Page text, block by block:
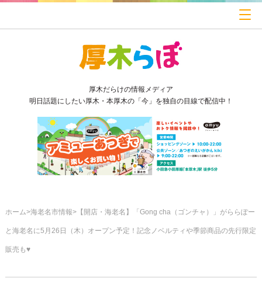
厚木だらけの情報メディア
明日話題にしたい厚木・本厚木の「今」を独自の目線で配信中！
ホーム 海老名市情報 【開店・海老名】「Gong cha（ゴンチャ）」がららぽー
と海老名に5月26日（木）オープン予定！記念ノベルティや季節商品の先行限定
販売も♥